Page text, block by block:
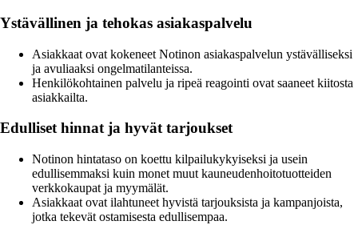
Ystävällinen ja tehokas asiakaspalvelu
Asiakkaat ovat kokeneet Notinon asiakaspalvelun ystävälliseksi
ja avuliaaksi ongelmatilanteissa.
Henkilökohtainen palvelu ja ripeä reagointi ovat saaneet kiitosta
asiakkailta.
Edulliset hinnat ja hyvät tarjoukset
Notinon hintataso on koettu kilpailukykyiseksi ja usein
edullisemmaksi kuin monet muut kauneudenhoitotuotteiden
verkkokaupat ja myymälät.
Asiakkaat ovat ilahtuneet hyvistä tarjouksista ja kampanjoista,
jotka tekevät ostamisesta edullisempaa.